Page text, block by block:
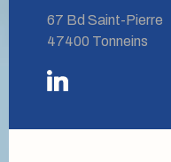
67 Bd Saint-Pierre
47400 Tonneins